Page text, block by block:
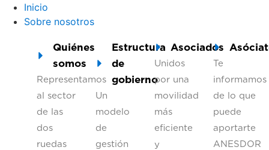
Inicio
Sobre nosotros
Quiénes
somos
Representamos
al sector
de las
dos
ruedas
Estructura
de
gobierno
Un
modelo
de
gestión
Asociados
Unidos
por una
movilidad
más
eficiente
y
Te
informamos
de lo que
puede
aportarte
ANESDOR